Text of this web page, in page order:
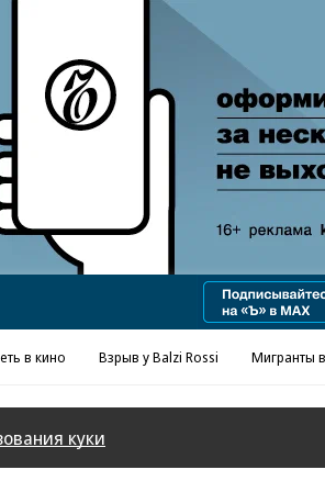
в «Ъ» www.kommersant.ru/ad
в кино Взрыв у Balzi Rossi Мигранты
куки